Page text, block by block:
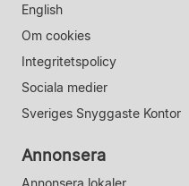
English
Om cookies
Integritetspolicy
Sociala medier
Sveriges Snyggaste Kontor
Annonsera
Annonsera lokaler